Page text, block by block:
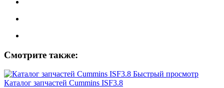
Смотрите также:
Быстрый просмотр
Каталог запчастей Cummins ISF3.8